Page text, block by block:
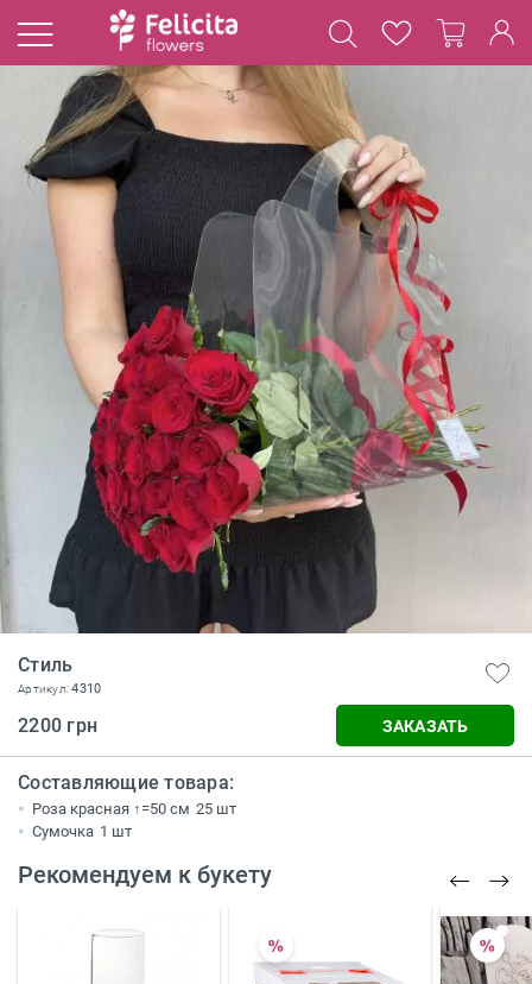
Стиль
Артикул:4310
2200 грн ЗАКАЗАТЬ
Составляющие товара:
Роза красная ↑=50 см 25 шт
Сумочка 1 шт
Рекомендуем к букету